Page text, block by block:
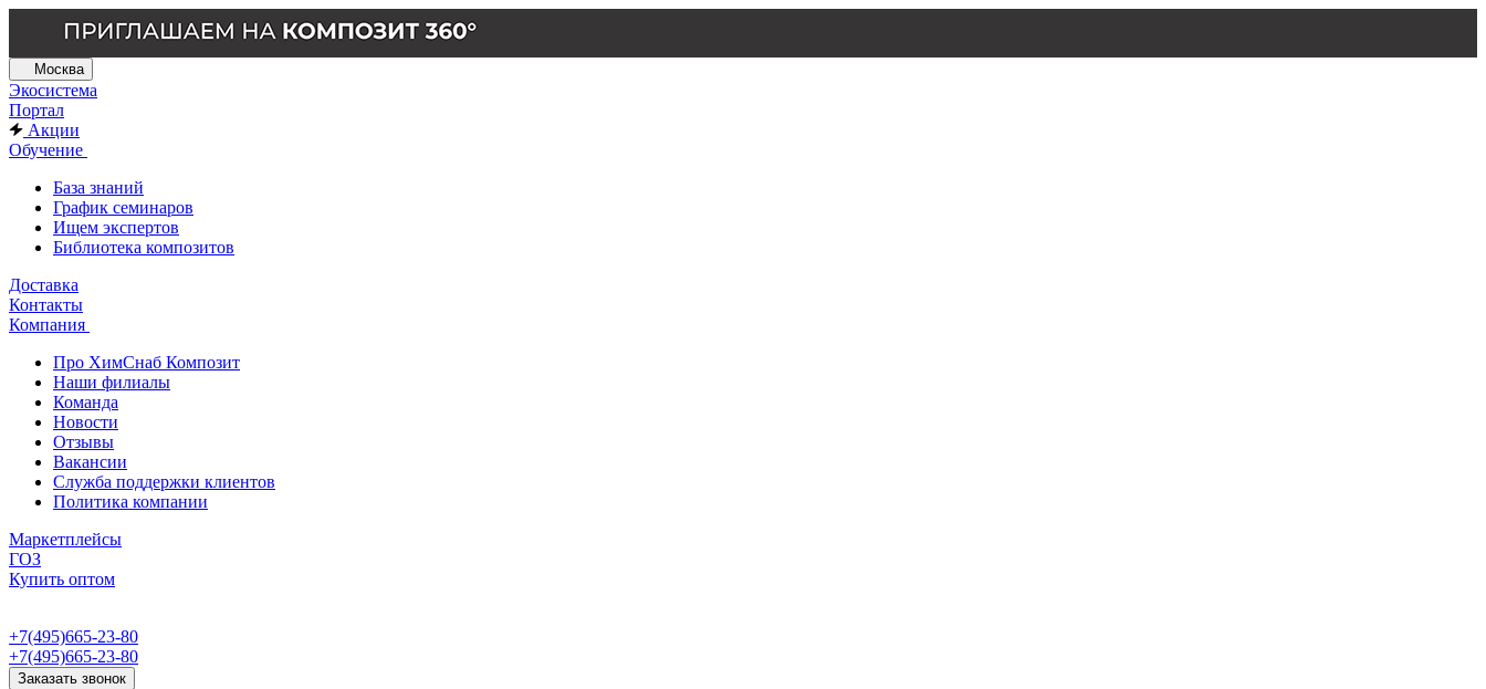
Москва
Экосистема
Портал
Акции
Обучение
База знаний
График семинаров
Ищем экспертов
Библиотека композитов
Доставка
Контакты
Компания
Про ХимСнаб Композит
Наши филиалы
Команда
Новости
Отзывы
Вакансии
Служба поддержки клиентов
Политика компании
Маркетплейсы
ГОЗ
Купить оптом
+7(495)665-23-80
+7(495)665-23-80
Заказать звонок